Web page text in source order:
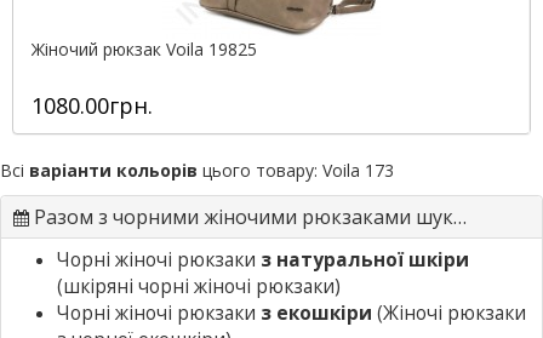
Жіночий рюкзак Voila 19825
1080.00грн.
Всі варіанти кольорів цього товару: Voila 173
Разом з чорними жіночими рюкзаками шукають
Чорні жіночі рюкзаки з натуральної шкіри
(шкіряні чорні жіночі рюкзаки)
Чорні жіночі рюкзаки з екошкіри (Жіночі рюкзаки